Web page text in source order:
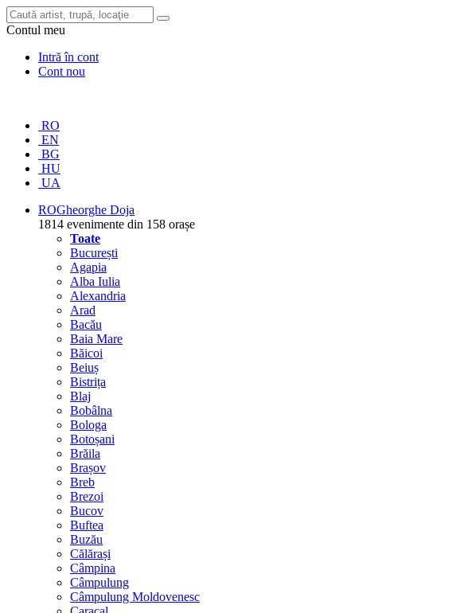
Contul meu
Intră în cont
Cont nou
RO
EN
BG
HU
UA
ROGheorghe Doja
1814 evenimente din 158 orașe
Toate
București
Agapia
Alba Iulia
Alexandria
Arad
Bacău
Baia Mare
Băicoi
Beiuș
Bistrița
Blaj
Bobâlna
Bologa
Botoșani
Brăila
Brașov
Breb
Brezoi
Bucov
Buftea
Buzău
Călărași
Câmpina
Câmpulung
Câmpulung Moldovenesc